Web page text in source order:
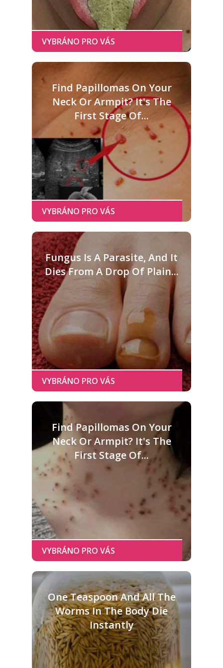
Find Papillomas On Your
Neck Or Armpit? It's The
First Stage Of...
Fungus Is A Parasite, And It
Dies From A Drop Of Plain...
Find Papillomas On Your
Neck Or Armpit? It's The
First Stage Of...
One Teaspoon And All The
Worms In The Body Die
Instantly